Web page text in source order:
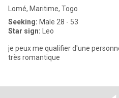
Lomé, Maritime, Togo
Seeking: Male 28 - 53
Star sign: Leo
je peux me qualifier d'une
très romantique